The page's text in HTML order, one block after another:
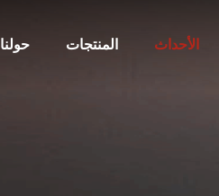
حولنا المنتجات الأحداث